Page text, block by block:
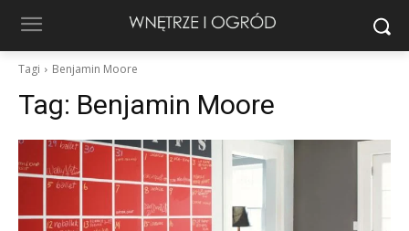
Tagi Benjamin Moore
Tag: Benjamin Moore